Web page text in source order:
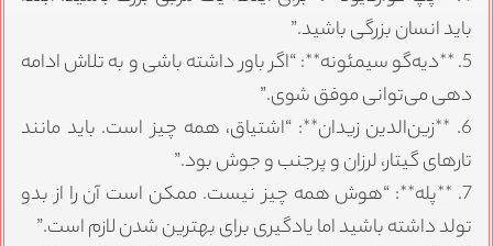
باید انسان بزرگی باشید.”
5. **دیه‌گو سیمئونه**: “اگر باور داشته باشی و به تلاش ادامه
دهی می‌توانی موفق شوی.”
6. **زین‌الدین زیدان**: “اشتیاق، همه چیز است. باید مانند
تارهای گیتار، لرزان و پرجنب و جوش بود.”
7. **پله**: “هوش همه چیز نیست. ممکن است آن را از بدو
تولد داشته باشید اما یادگیری برای بهترین شدن لازم است.”